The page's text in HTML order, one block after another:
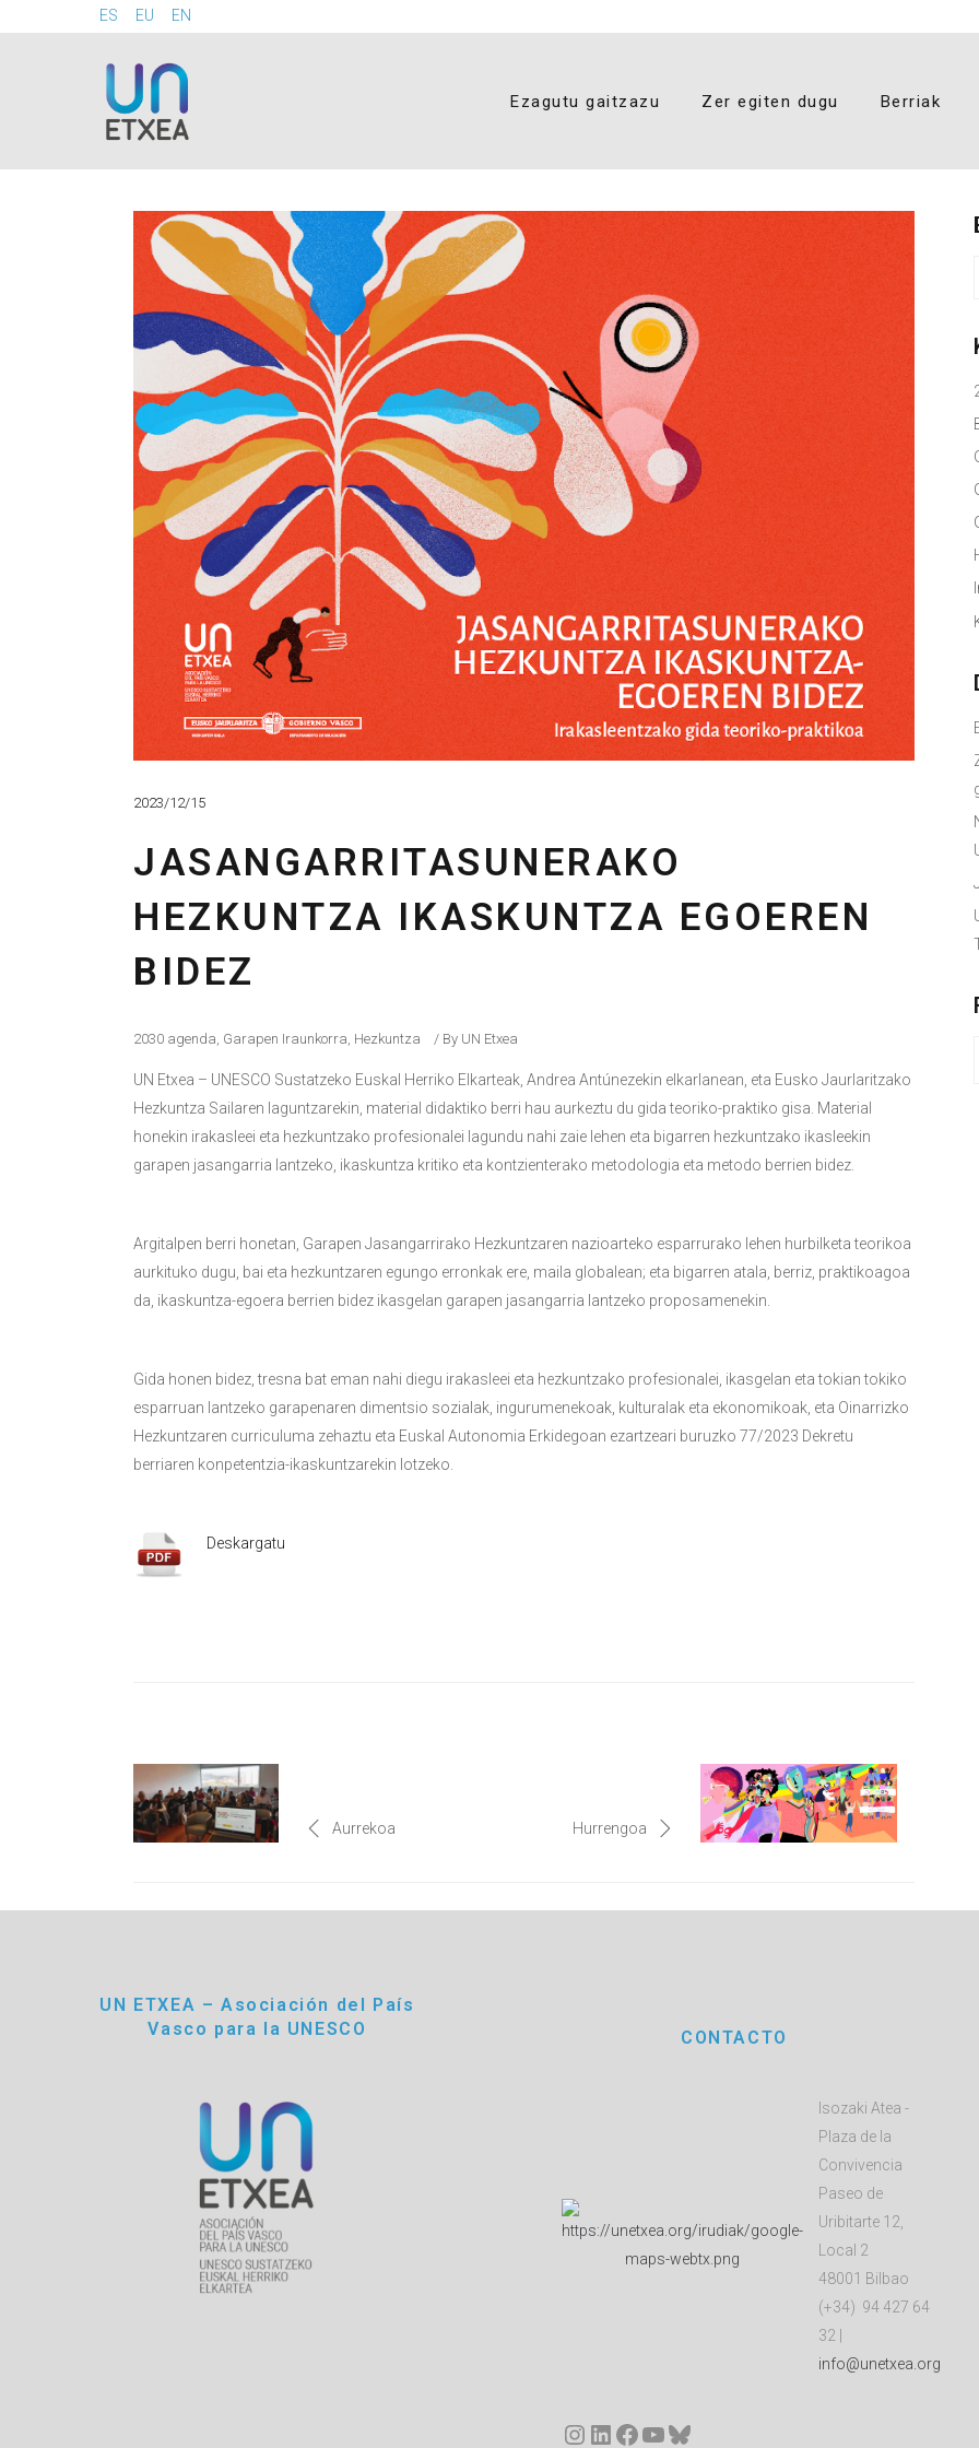
ES EU EN
Ezagutu gaitzazu Zer egiten dugu Berriak
2023/12/15
JASANGARRITASUNERAKO
HEZKUNTZA IKASKUNTZA EGOEREN
BIDEZ
2030 agenda Garapen Iraunkorra Hezkuntza By UN Etxea
UN Etxea – UNESCO Sustatzeko Euskal Herriko Elkarteak, Andrea Antúnezekin elkarlanean, eta Eusko Jaurlaritzako
Hezkuntza Sailaren laguntzarekin, material didaktiko berri hau aurkeztu du gida teoriko-praktiko gisa. Material
honekin irakasleei eta hezkuntzako profesionalei lagundu nahi zaie lehen eta bigarren hezkuntzako ikasleekin
garapen jasangarria lantzeko, ikaskuntza kritiko eta kontzienterako metodologia eta metodo berrien bidez.
Argitalpen berri honetan, Garapen Jasangarrirako Hezkuntzaren nazioarteko esparrurako lehen hurbilketa teorikoa
aurkituko dugu, bai eta hezkuntzaren egungo erronkak ere, maila globalean; eta bigarren atala, berriz, praktikoagoa
da, ikaskuntza-egoera berrien bidez ikasgelan garapen jasangarria lantzeko proposamenekin.
Gida honen bidez, tresna bat eman nahi diegu irakasleei eta hezkuntzako profesionalei, ikasgelan eta tokian tokiko
esparruan lantzeko garapenaren dimentsio sozialak, ingurumenekoak, kulturalak eta ekonomikoak, eta Oinarrizko
Hezkuntzaren curriculuma zehaztu eta Euskal Autonomia Erkidegoan ezartzeari buruzko 77/2023 Dekretu
berriaren konpetentzia-ikaskuntzarekin lotzeko.
Deskargatu
Aurrekoa Hurrengoa
UN ETXEA – Asociación del País
Vasco para la UNESCO
CONTACTO
Isozaki Atea -
Plaza de la
Convivencia
Paseo de
Uribitarte 12,
Local 2
48001 Bilbao
(+34) 94 427 64
32 |
info@unetxea.org
Instagram
LinkedIn
Facebook
YouTube
Bluesky